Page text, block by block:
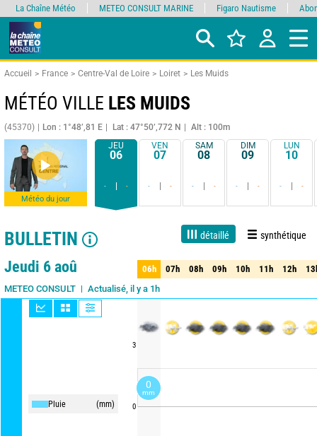
Accueil France Centre-Val de Loire Loiret Les Muids
MÉTÉO VILLE LES MUIDS
(45370) Lon : 1°48’,81 E Lat : 47°50’,772 N Alt : 100m
Météo du jour
JEU
06
- -
VEN
07
- -
SAM
08
- -
DIM
09
- -
LUN
10
- -
BULLETIN détaillé synthétique
Live 1 jour 3 jours 15 jours Fiabilité 90%
Jeudi 6 aoû
METEO CONSULT Actualisé, il y a 1h
Pluie (mm)
3
0
06h 07h 08h 09h 10h 11h 12h
06h 07h 08h 09h 10h 11h 12h
La Chaîne Météo METEO CONSULT MARINE Figaro Nautisme
0
mm